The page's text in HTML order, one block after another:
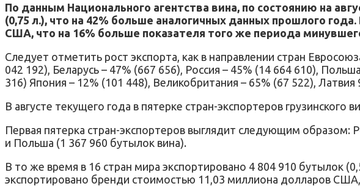
По данным Национального агентства вина, по состоянию на
(0,75 л.), что на 42% больше аналогичных данных прошлого
США, что на 16% больше показателя того же периода
Следует отметить рост экспорта, как в направлении стран
042 192), Беларусь – 47% (667 656), Россия – 45% (14 664 610),
316) Япония – 12% (101 448), Великобритания – 65% (67 522), Латвия
В августе текущего года в пятерке стран-экспортеров грузинского
Первая пятерка стран-экспортеров выглядит следующим образом:
и Польша (1 367 960 бутылок вина).
В то же время в 16 стран мира экспортировано 4 804 910 бутылок
экспортировано бренди стоимостью 11,03 миллиона долларов